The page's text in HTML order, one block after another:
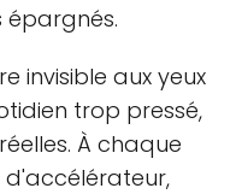
invisible aux yeux
trop pressé,
À chaque